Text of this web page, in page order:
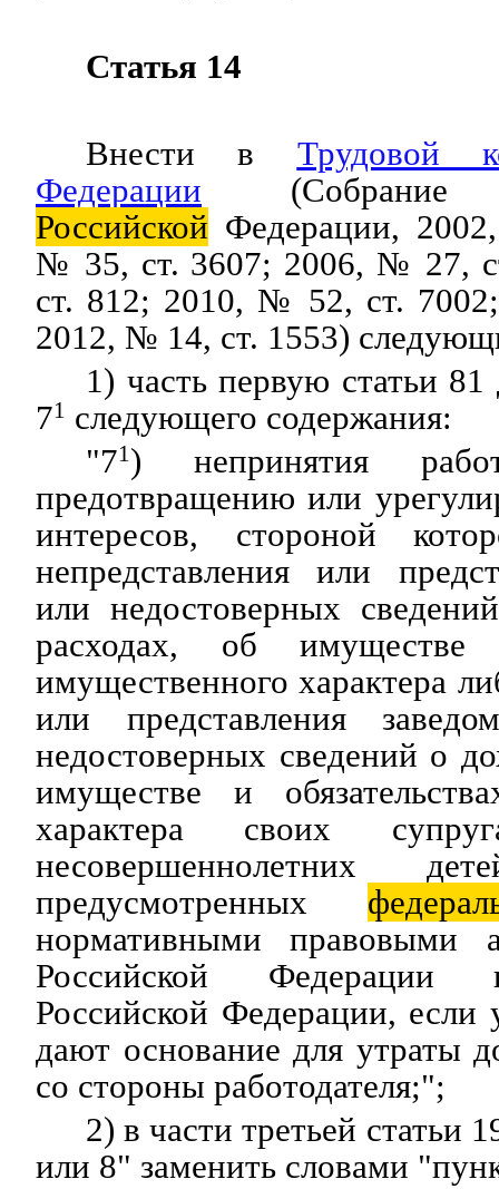
Статья 14
Внести в Трудовой
Федерации (Собрание
Российской Федерации,
№ 35, ст. 3607; 2006, № 27,
ст. 812; 2010, № 52, ст.
2012, № 14, ст. 1553)
1) часть первую статьи
71 следующего содержания:
"71 ) непринятия
предотвращению или
интересов, стороной
непредставления или
или недостоверных
расходах, об имуществе
имущественного характера
или представления
недостоверных сведений о
имуществе и
характера своих
несовершеннолетних
предусмотренных
нормативными правовыми
Российской Федерации
Российской Федерации, если
дают основание для утраты
со стороны работодателя;";
2) в части третьей статьи
или 8" заменить словами